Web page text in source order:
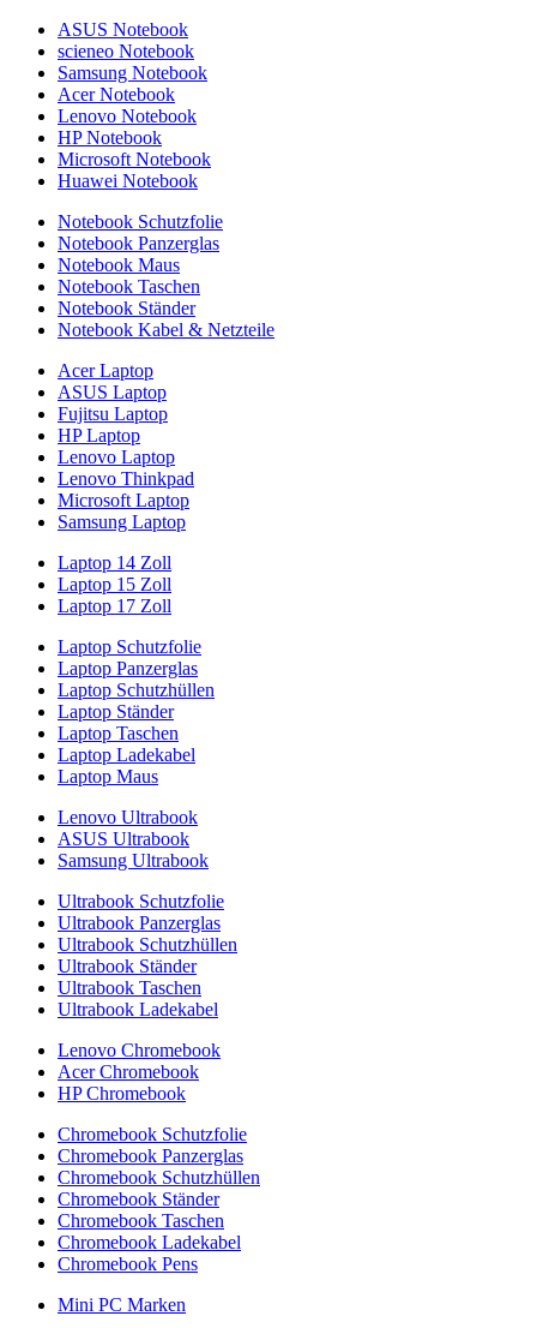
ASUS Notebook
scieneo Notebook
Samsung Notebook
Acer Notebook
Lenovo Notebook
HP Notebook
Microsoft Notebook
Huawei Notebook
Notebook Schutzfolie
Notebook Panzerglas
Notebook Maus
Notebook Taschen
Notebook Ständer
Notebook Kabel & Netzteile
Acer Laptop
ASUS Laptop
Fujitsu Laptop
HP Laptop
Lenovo Laptop
Lenovo Thinkpad
Microsoft Laptop
Samsung Laptop
Laptop 14 Zoll
Laptop 15 Zoll
Laptop 17 Zoll
Laptop Schutzfolie
Laptop Panzerglas
Laptop Schutzhüllen
Laptop Ständer
Laptop Taschen
Laptop Ladekabel
Laptop Maus
Lenovo Ultrabook
ASUS Ultrabook
Samsung Ultrabook
Ultrabook Schutzfolie
Ultrabook Panzerglas
Ultrabook Schutzhüllen
Ultrabook Ständer
Ultrabook Taschen
Ultrabook Ladekabel
Lenovo Chromebook
Acer Chromebook
HP Chromebook
Chromebook Schutzfolie
Chromebook Panzerglas
Chromebook Schutzhüllen
Chromebook Ständer
Chromebook Taschen
Chromebook Ladekabel
Chromebook Pens
Mini PC Marken